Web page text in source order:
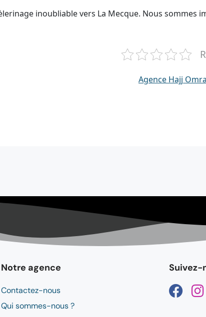
inoubliable vers La Mecque. Nous sommes
Agence Hajj
Notre agence
Contactez-nous
Qui sommes-nous ?
Suivez-